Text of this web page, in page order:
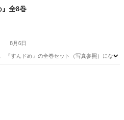
ク、アニメ
』全8巻
8月6日
『すんドめ』の全巻セット（写真参照）にな